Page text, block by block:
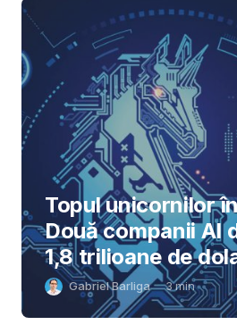
Topul unicornilor
Două companii AI
1,8 trilioane de
Gabriel Barliga 3min